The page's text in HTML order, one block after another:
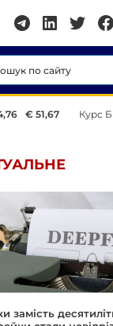
€ 51,67 Курс
замість